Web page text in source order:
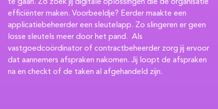
te gaan. Zo zoek jij digitale oplossingen die de organisatie
efficiënter maken. Voorbeeldje? Eerder maakte een
applicatiebeheerder een sleutelapp. Zo slingeren er geen
losse sleutels meer door het pand. Als
vastgoedcoördinator of contractbeheerder zorg jij ervoor
dat aannemers afspraken nakomen. Jij loopt de afspraken
na en checkt of de taken al afgehandeld zijn.